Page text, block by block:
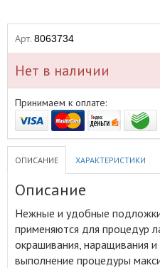
Арт. 8063734
Нет в наличии
Принимаем к оплате:
ОПИСАНИЕ ХАРАКТЕРИСТИКИ
Описание
Нежные и удобные
применяются для процедур
окрашивания, наращивания и
выполнение процедуры